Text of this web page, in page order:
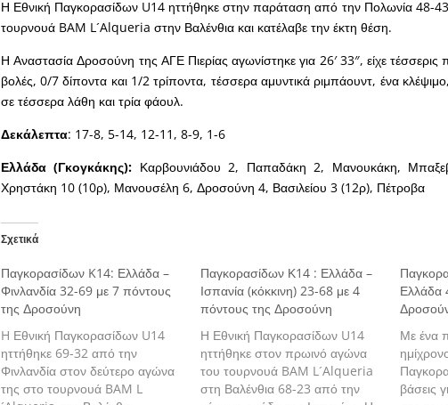
Η Εθνική Παγκορασίδων U14 ηττήθηκε στην παράταση από την Πολωνία 48-43
τουρνουά BAM L´Alqueria στην Βαλένθια και κατέλαβε την έκτη θέση.
Η Αναστασία Δροσούνη της ΑΓΕ Πιερίας αγωνίστηκε για 26′ 33″, είχε τέσσερις
βολές, 0/7 δίποντα και 1/2 τρίποντα, τέσσερα αμυντικά ριμπάουντ, ένα
σε τέσσερα λάθη και τρία φάουλ.
Δεκάλεπτα: 17-8, 5-14, 12-11, 8-9, 1-6
Ελλάδα (Γκογκάκης): Καρβουνιάδου 2, Παπαδάκη 2, Μανουκάκη,
Χρηστάκη 10 (10ρ), Μανουσέλη 6, Δροσούνη 4, Βασιλείου 3 (12ρ), Πέτροβα
Σχετικά
Παγκορασίδων K14: Ελλάδα –
Φινλανδία 32-69 με 7 πόντους
της Δροσούνη
H Εθνική Παγκορασίδων U14
ηττήθηκε 69-32 από την
Φινλανδία στον δεύτερο αγώνα
της στο τουρνουά BAM L
Παγκορασίδων Κ14 : Ελλάδα –
Ισπανία (κόκκινη) 23-68 με 4
πόντους της Δροσούνη
Η Εθνική Παγκορασίδων U14
ηττήθηκε στον πρωινό αγώνα
του τουρνουά BAM L´Alqueria
στη Βαλένθια 68-23 από την
Ελλάδα
Με ένα
βάσεις